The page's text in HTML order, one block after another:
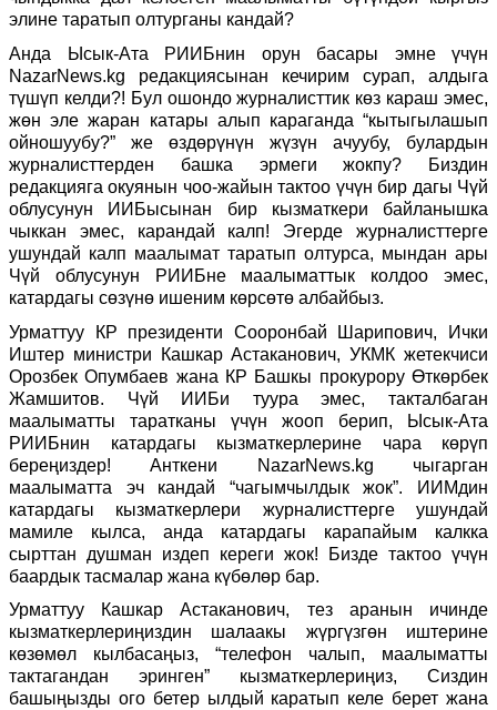
элине таратып олтурганы кандай?
Анда Ысык-Ата РИИБнин орун басары эмне үчүн
NazarNews.kg редакцияcынан кечирим сурап, алдыга
түшүп келди?! Бул ошондо журналисттик көз караш эмес,
жөн эле жаран катары алып караганда “кытыгылашып
ойношуубу?” же өздөрүнүн жүзүн ачуубу, булардын
журналисттерден башка эрмеги жокпу? Биздин
редакцияга окуянын чоо-жайын тактоо үчүн бир дагы Чүй
облусунун ИИБысынан бир кызматкери байланышка
чыккан эмес, карандай калп! Эгерде журналисттерге
ушундай калп маалымат таратып олтурса, мындан ары
Чүй облусунун РИИБне маалыматтык колдоо эмес,
катардагы сөзүнө ишеним көрсөтө албайбыз.
Урматтуу КР президенти Сооронбай Шарипович, Ички
Иштер министри Кашкар Астаканович, УКМК жетекчиси
Орозбек Опумбаев жана КР Башкы прокурору Өткөрбек
Жамшитов. Чүй ИИБи туура эмес, такталбаган
маалыматты таратканы үчүн жооп берип, Ысык-Ата
РИИБнин катардагы кызматкерлерине чара көрүп
береңиздер! Анткени NazarNews.kg чыгарган
маалыматта эч кандай “чагымчылдык жок”. ИИМдин
катардагы кызматкерлери журналисттерге ушундай
мамиле кылса, анда катардагы карапайым калкка
сырттан душман издеп кереги жок! Бизде тактоо үчүн
баардык тасмалар жана күбөлөр бар.
Урматтуу Кашкар Астаканович, тез аранын ичинде
кызматкерлериңиздин шалаакы жүргүзгөн иштерине
көзөмөл кылбасаңыз, “телефон чалып, маалыматты
тактагандан эринген” кызматкерлериңиз, Сиздин
башыңызды ого бетер ылдый каратып келе берет жана